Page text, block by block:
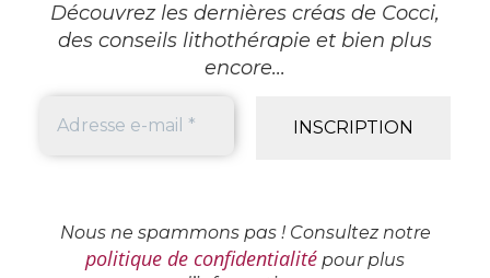
Découvrez les dernières créas de Cocci,
des conseils lithothérapie et bien plus
encore...
Nous ne spammons pas ! Consultez notre
politique de confidentialité pour plus